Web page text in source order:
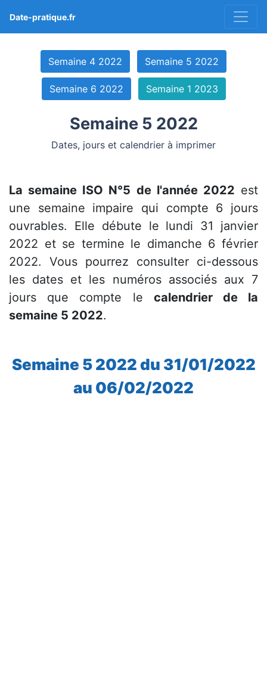
Date-pratique.fr
Semaine 4 2022 Semaine 5 2022
Semaine 6 2022 Semaine 1 2023
Semaine 5 2022
Dates, jours et calendrier à imprimer
La semaine ISO N°5 de l'année 2022 est
une semaine impaire qui compte 6 jours
ouvrables. Elle débute le lundi 31 janvier
2022 et se termine le dimanche 6 février
2022. Vous pourrez consulter ci-dessous
les dates et les numéros associés aux 7
jours que compte le calendrier de la
semaine 5 2022.
Semaine 5 2022 du 31/01/2022
au 06/02/2022